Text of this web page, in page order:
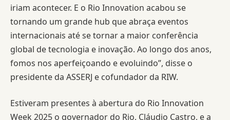
iriam acontecer. E o Rio Innovation acabou se
tornando um grande hub que abraça eventos
internacionais até se tornar a maior conferência
global de tecnologia e inovação. Ao longo dos anos,
fomos nos aperfeiçoando e evoluindo”, disse o
presidente da ASSERJ e cofundador da RIW.
Estiveram presentes à abertura do Rio Innovation
Week 2025 o governador do Rio, Cláudio Castro, e a